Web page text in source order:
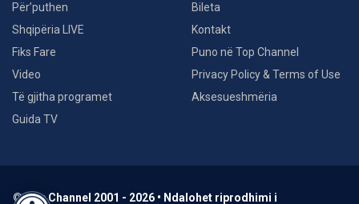
Për’puthen
Shqipëria LIVE
Fiks Fare
Video
Të gjitha programet
Guida TV
Bileta
Kontakt
Puno në Top Channel
Privacy Policy & Terms of Use
Aksesueshmëria
© Top Channel 2001 - 2026 • Ndalohet riprodhimi i